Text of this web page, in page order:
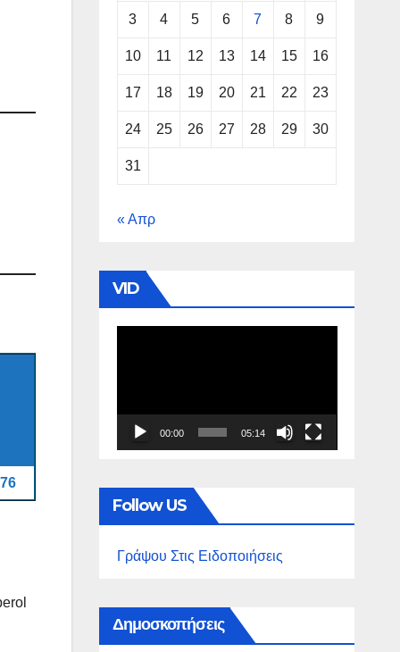
3 4 5 6 7 8 9
10 11 12 13 14 15 16
17 18 19 20 21 22 23
24 25 26 27 28 29 30
31
« Απρ
VID
00:00 05:14
Follow US
Γράψου Στις Ειδοποιήσεις
Δημοσκοπήσεις